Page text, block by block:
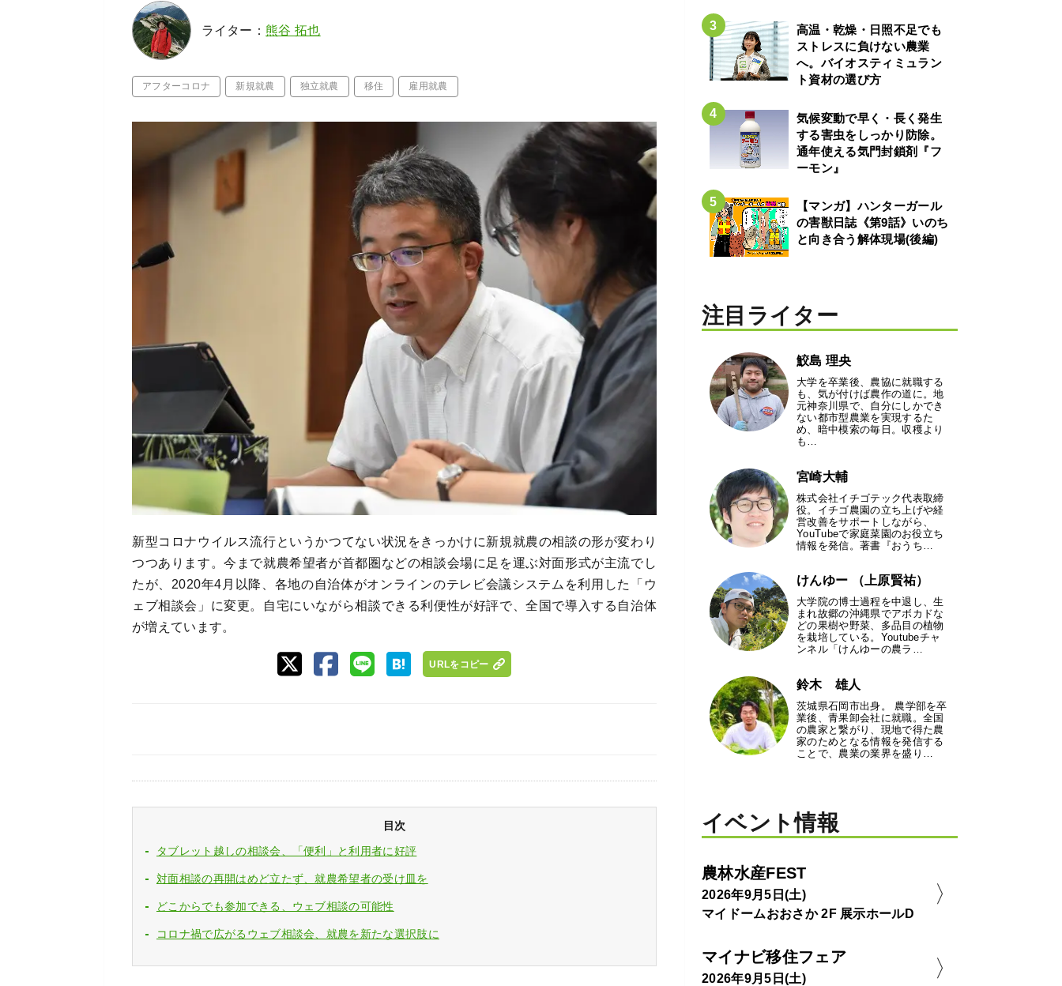
ライター：熊谷 拓也
アフターコロナ 新規就農 独立就農 移住 雇用就農
新型コロナウイルス流行というかつてない状況をきっかけに新規就農の相談の形が変わり
つつあります。今まで就農希望者が首都圏などの相談会場に足を運ぶ対面形式が主流でし
たが、2020年4月以降、各地の自治体がオンラインのテレビ会議システムを利用した「ウ
ェブ相談会」に変更。自宅にいながら相談できる利便性が好評で、全国で導入する自治体
が増えています。
URLをコピー
目次
タブレット越しの相談会、「便利」と利用者に好評
対面相談の再開はめど立たず、就農希望者の受け皿を
どこからでも参加できる、ウェブ相談の可能性
コロナ禍で広がるウェブ相談会、就農を新たな選択肢に
高温・乾燥・日照不足でも
ストレスに負けない農業
へ。バイオスティミュラン
ト資材の選び方
気候変動で早く・長く発生
する害虫をしっかり防除。
通年使える気門封鎖剤『フ
ーモン』
【マンガ】ハンターガール
の害獣日誌《第9話》いのち
と向き合う解体現場(後編)
注目ライター
鮫島 理央
大学を卒業後、農協に就職する
も、気が付けば農作の道に。地
元神奈川県で、自分にしかでき
ない都市型農業を実現するた
め、暗中模索の毎日。収穫より
も…
宮崎大輔
株式会社イチゴテック代表取締
役。イチゴ農園の立ち上げや経
営改善をサポートしながら、
YouTubeで家庭菜園のお役立ち
情報を発信。著書『おうち…
けんゆー （上原賢祐）
大学院の博士過程を中退し、生
まれ故郷の沖縄県でアボカドな
どの果樹や野菜、多品目の植物
を栽培している。Youtubeチャ
ンネル「けんゆーの農ラ…
鈴木 雄人
茨城県石岡市出身。 農学部を卒
業後、青果卸会社に就職。全国
の農家と繋がり、現地で得た農
家のためとなる情報を発信する
ことで、農業の業界を盛り…
イベント情報
農林水産FEST
2026年9月5日(土)
マイドームおおさか 2F 展示ホールD
マイナビ移住フェア
2026年9月5日(土)